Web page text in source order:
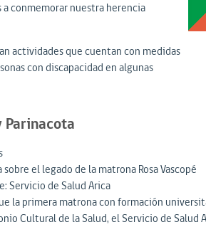
conmemorar nuestra herencia
actividades que cuentan con medidas
con discapacidad en algunas
Parinacota
el legado de la matrona Rosa Vascopé
Servicio de Salud Arica
la primera matrona con formación
Cultural de la Salud, el Servicio de